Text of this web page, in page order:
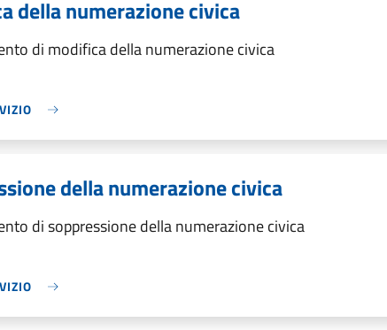
della numerazione civica
di modifica della numerazione civica
della numerazione civica
di soppressione della numerazione civica